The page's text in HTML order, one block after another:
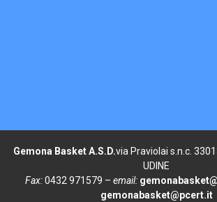
Gemona Basket A.S.D.via Praviolai s.n.c.
UDINE
Fax:0432 971579 – email:
gemonabasket@pcert.it